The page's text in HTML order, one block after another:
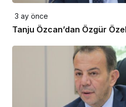
3 ay önce
Tanju Özcan’dan Özgür